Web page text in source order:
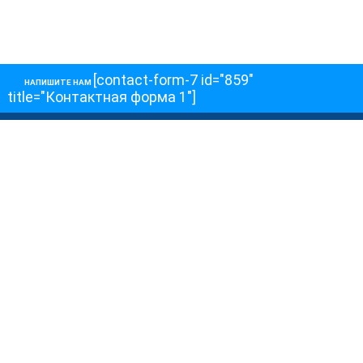
НАПИШИТЕ НАМ [contact-form-7 id="859"
title="Контактная форма 1"]